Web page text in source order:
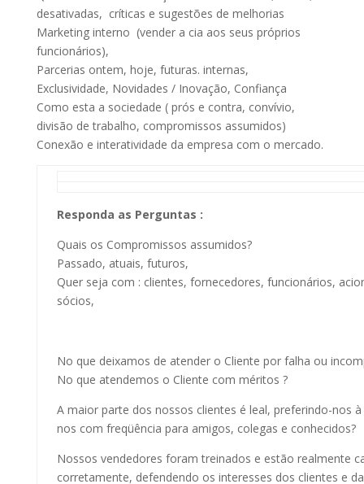
desativadas, críticas e sugestões de melhorias
Marketing interno (vender a cia aos seus próprios
funcionários),
Parcerias ontem, hoje, futuras. internas,
Exclusividade, Novidades / Inovação, Confiança
Como esta a sociedade ( prós e contra, convívio,
divisão de trabalho, compromissos assumidos)
Conexão e interatividade da empresa com o mercado.
Responda as Perguntas :
Quais os Compromissos assumidos?
Passado, atuais, futuros,
Quer seja com : clientes, fornecedores, funcionários,
sócios,
No que deixamos de atender o Cliente por falha ou
No que atendemos o Cliente com méritos ?
A maior parte dos nossos clientes é leal, preferindo-nos
nos com freqüência para amigos, colegas e conhecidos?
Nossos vendedores foram treinados e estão realmente
corretamente, defendendo os interesses dos clientes e